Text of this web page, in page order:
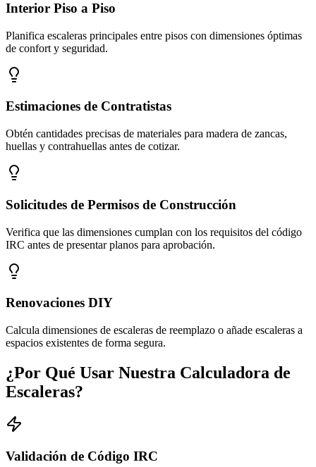
Interior Piso a Piso
Planifica escaleras principales entre pisos con dimensiones óptimas
de confort y seguridad.
Estimaciones de Contratistas
Obtén cantidades precisas de materiales para madera de zancas,
huellas y contrahuellas antes de cotizar.
Solicitudes de Permisos de Construcción
Verifica que las dimensiones cumplan con los requisitos del código
IRC antes de presentar planos para aprobación.
Renovaciones DIY
Calcula dimensiones de escaleras de reemplazo o añade escaleras a
espacios existentes de forma segura.
¿Por Qué Usar Nuestra Calculadora de
Escaleras?
Validación de Código IRC